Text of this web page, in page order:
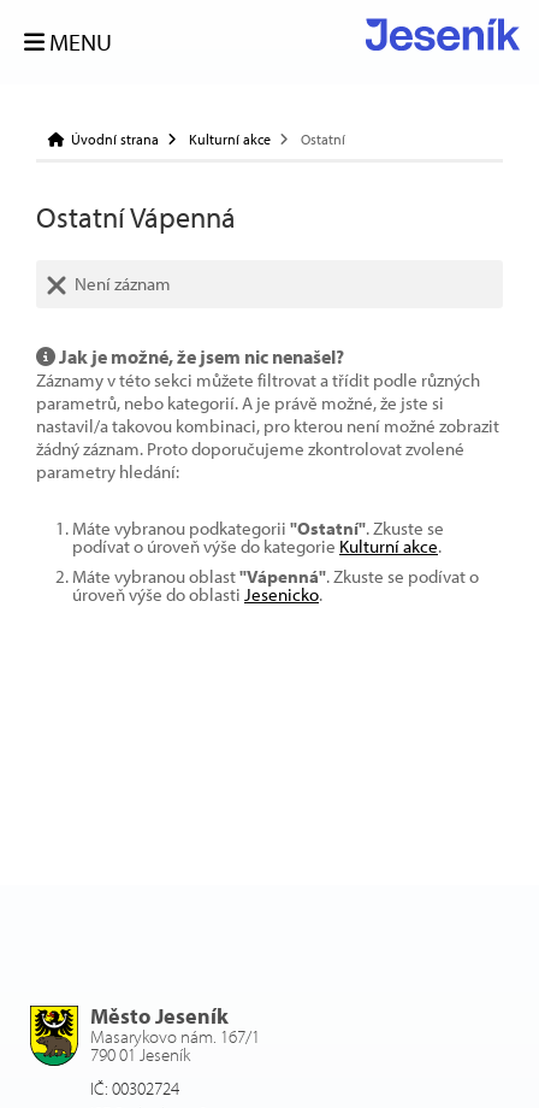
MENU
Úvodní strana Kulturní akce Ostatní
Ostatní Vápenná
Není záznam
Jak je možné, že jsem nic nenašel?
Záznamy v této sekci můžete filtrovat a třídit podle různých
parametrů, nebo kategorií. A je právě možné, že jste si
nastavil/a takovou kombinaci, pro kterou není možné zobrazit
žádný záznam. Proto doporučujeme zkontrolovat zvolené
parametry hledání:
Máte vybranou podkategorii "Ostatní". Zkuste se
podívat o úroveň výše do kategorie Kulturní akce.
Máte vybranou oblast"Vápenná". Zkuste se podívat o
úroveň výše do oblasti Jesenicko.
Město Jeseník
Masarykovo nám. 167/1
790 01 Jeseník
IČ: 00302724